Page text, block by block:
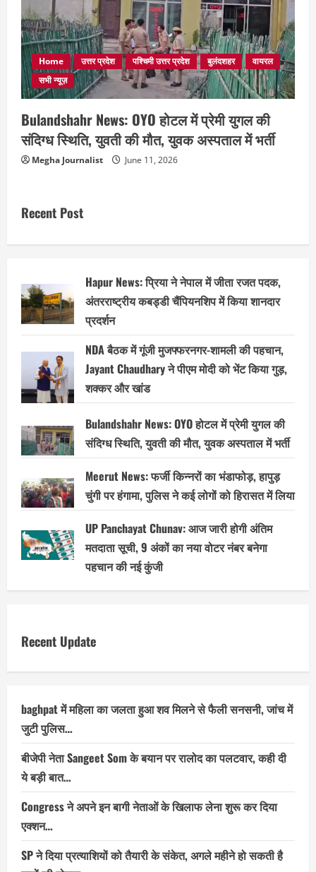
Home उत्तर प्रदेश पश्चिमी उत्तर प्रदेश बुलंदशहर
वायरल
सभी न्यूज़
Bulandshahr News: OYO होटल में प्रेमी युगल की
संदिग्ध स्थिति, युवती की मौत, युवक अस्पताल में भर्ती
Megha Journalist June 11, 2026
Recent Post
Hapur News: प्रिया ने नेपाल में जीता रजत पदक,
अंतरराष्ट्रीय कबड्डी चैंपियनशिप में किया शानदार
प्रदर्शन
NDA बैठक में गूंजी मुजफ्फरनगर-शामली की पहचान,
Jayant Chaudhary ने पीएम मोदी को भेंट किया गुड़,
शक्कर और खांड
Bulandshahr News: OYO होटल में प्रेमी युगल की
संदिग्ध स्थिति, युवती की मौत, युवक अस्पताल में भर्ती
Meerut News: फर्जी किन्नरों का भंडाफोड़, हापुड़
चुंगी पर हंगामा, पुलिस ने कई लोगों को हिरासत में लिया
UP Panchayat Chunav: आज जारी होगी अंतिम
मतदाता सूची, 9 अंकों का नया वोटर नंबर बनेगा
पहचान की नई कुंजी
Recent Update
baghpat में महिला का जलता हुआ शव मिलने से फैली सनसनी, जांच में
जुटी पुलिस…
बीजेपी नेता Sangeet Som के बयान पर रालोद का पलटवार, कही दी
ये बड़ी बात…
Congress ने अपने इन बागी नेताओं के खिलाफ लेना शुरू कर दिया
एक्शन…
SP ने दिया प्रत्याशियों को तैयारी के संकेत, अगले महीने हो सकती है